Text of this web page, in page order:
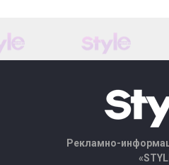
Рекламно-